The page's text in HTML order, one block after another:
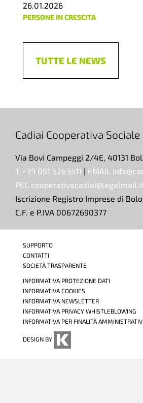
26.01.2026
PERSONE IN CRESCITA
TUTTE LE NEWS
Cadiai Cooperativa Sociale
Via Bovi Campeggi 2/4E, 40131
T +39 051 5283511 | EMAIL
PEC
Iscrizione Registro Imprese di
C.F. e P.IVA 00672690377
SUPPORTO
CONTATTI
SOCIETÀ TRASPARENTE
INFORMATIVA PROTEZIONE DATI
INFORMATIVA COOKIES
INFORMATIVA NEWSLETTER
INFORMATIVA PRIVACY WHISTLEBLOWING
INFORMATIVA PER FINALITÀ
DESIGN BY